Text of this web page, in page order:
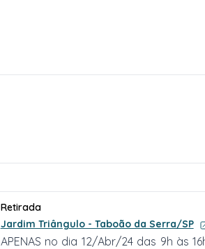
Retirada
Jardim Triângulo - Taboão da Serra/SP
APENAS no dia 12/Abr/24 das 9h às